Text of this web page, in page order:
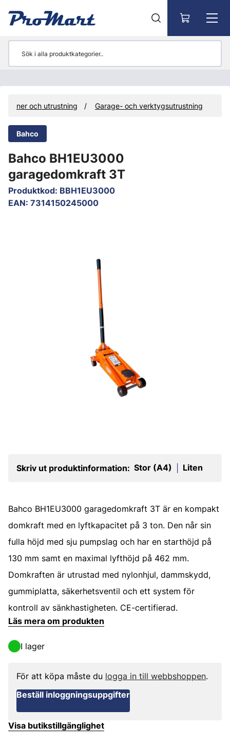
och utrustning Garage- och verktygsutrustning
Bahco
Bahco BH1EU3000
garagedomkraft 3T
Produktkod: BBH1EU3000
EAN: 7314150245000
Skriv ut produktinformation: Stor (A4) Liten
Bahco BH1EU3000 garagedomkraft 3T är en kompakt
domkraft med en lyftkapacitet på 3 ton. Den når sin
fulla höjd med sju pumpslag och har en starthöjd på
130 mm samt en maximal lyfthöjd på 462 mm.
Domkraften är utrustad med nylonhjul, dammskydd,
gummiplatta, säkerhetsventil och ett system för
kontroll av sänkhastigheten. CE-certifierad.
Läs mera om produkten
I lager
För att köpa måste du logga in till webbshoppen.
Beställ inloggningsuppgifter
Visa butikstillgänglighet